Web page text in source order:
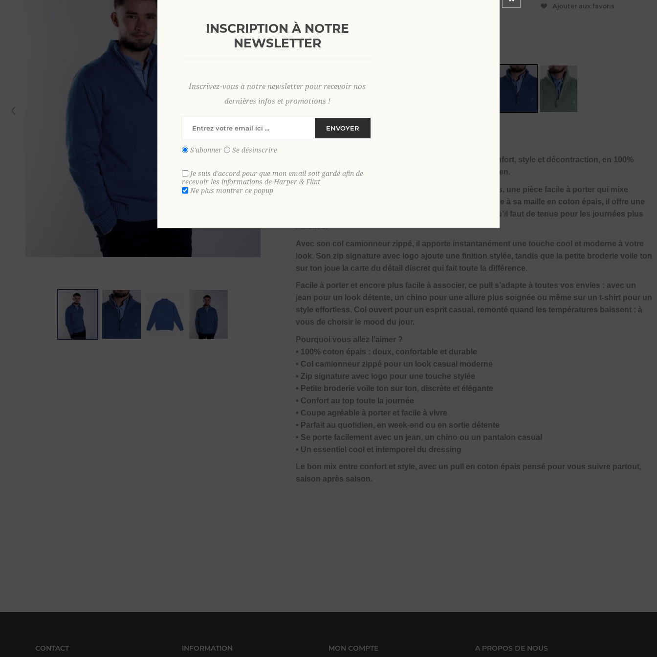
Ajouter aux favoris
9306621022058
Le pull col camionneur qui coche toutes les cases : confort, style et décontraction, en 100%
coton épais, parfait pour vous accompagner au quotidien.
Adoptez notre pull col camionneur en 100% coton épais, une pièce facile à porter qui mixe
confort, allure casual et petits détails bien pensés. Grâce à sa maille en coton épais, il offre une
sensation douce et agréable tout en gardant juste ce qu’il faut de tenue pour les journées plus
Avec son col camionneur zippé, il apporte instantanément une touche cool et moderne à votre
look. Son zip signature avec logo ajoute une finition stylée, tandis que la petite broderie voile ton
sur ton joue la carte du détail discret qui fait toute la différence.
Facile à porter et encore plus facile à associer, ce pull s’adapte à toutes vos envies : avec un
jean pour un look détente, un chino pour une allure plus soignée ou même sur un t-shirt pour un
style effortless. Col ouvert pour un esprit casual, remonté quand les températures baissent : à
vous de choisir le mood du jour.
Pourquoi vous allez l’aimer ?
• 100% coton épais : doux, confortable et durable
• Col camionneur zippé pour un look casual moderne
• Zip signature avec logo pour une touche stylée
• Petite broderie voile ton sur ton, discrète et élégante
• Confort au top toute la journée
• Coupe agréable à porter et facile à vivre
• Parfait au quotidien, en week-end ou en sortie détente
• Se porte facilement avec un jean, un chino ou un pantalon casual
• Un essentiel cool et intemporel du dressing
Le bon mix entre confort et style, avec un pull en coton épais pensé pour vous suivre partout,
saison après saison.
CONTACT INFORMATION MON COMPTE A PROPOS DE NOUS
INSCRIPTION À NOTRE
NEWSLETTER
Inscrivez-vous à notre newsletter pour recevoir nos
dernières infos et promotions !
ENVOYER
S'abonner Se désinscrire
Je suis d'accord pour que mon email soit gardé afin de
recevoir les informations de Harper & Flint
Ne plus montrer ce popup